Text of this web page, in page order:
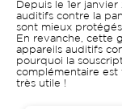
Depuis le 1er
auditifs contre la
sont mieux
En revanche, cette
appareils auditifs
pourquoi la
complémentaire est
très utile !